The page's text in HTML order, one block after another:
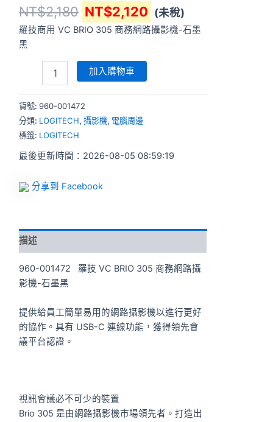
NT$2,180 NT$2,120 (未稅)
羅技商用 VC BRIO 305 商務網路攝影機-石墨
黑
加入購物車
貨號:960-001472
分類: LOGITECH,攝影機, 電腦周邊
標籤: LOGITECH
最後更新時間：2026-08-05 08:59:19
分享到 Facebook
描述
960-001472 羅技 VC BRIO 305 商務網路攝
影機-石墨黑
提供給員工簡單易用的網路攝影機以進行更好
的協作。具有 USB-C 連線功能，獲得領先會
議平台認證。
視訊會議必不可少的裝置
Brio 305 是由網路攝影機市場領先者。打造出